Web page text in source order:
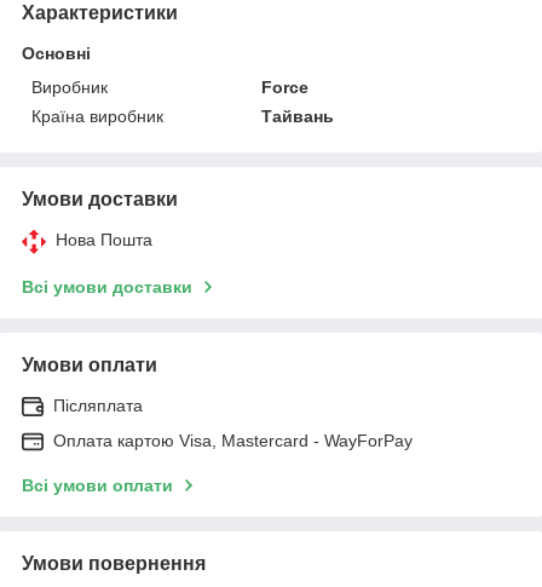
Характеристики
Основні
Виробник
Force
Країна виробник
Тайвань
Умови доставки
Нова Пошта
Всі умови доставки
Умови оплати
Післяплата
Оплата картою Visa, Mastercard - WayForPay
Всі умови оплати
Умови повернення